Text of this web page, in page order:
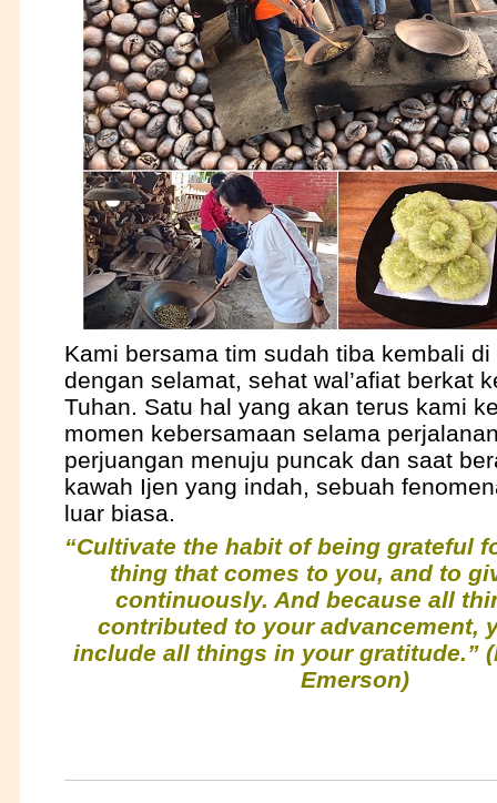
Kami bersama tim sudah tiba kembali di
dengan selamat, sehat wal’afiat berkat
Tuhan. Satu hal yang akan terus kami
momen kebersamaan selama
perjuangan menuju puncak dan saat
kawah Ijen yang indah, sebuah
luar biasa.
“Cultivate the habit of being grateful
thing that comes to you, and to
continuously. And because all
contributed to your advancement,
include all things in your gratitude.”
Emerson)